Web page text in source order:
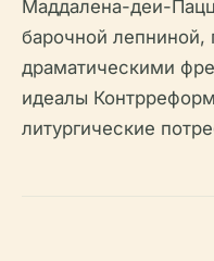
Маддалена-деи-
барочной лепниной,
драматическими
идеалы
литургические